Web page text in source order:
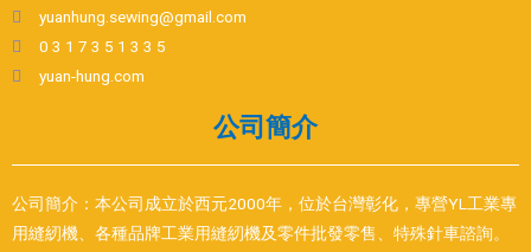
yuanhung.sewing@gmail.com
0 3 1 7 3 5 1 3 3 5
yuan-hung.com
公司簡介
公司簡介：本公司成立於西元2000年，位於台灣彰化，專營YL工業專
用縫紉機、各種品牌工業用縫紉機及零件批發零售、特殊針車諮詢。